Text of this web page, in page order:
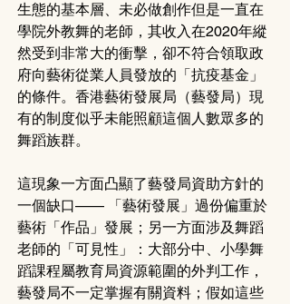
生態的基本層、未必做創作但是一直在
學院外教舞的老師，其收入在2020年縱
然受到非常大的衝擊，卻不符合領取政
府向藝術從業人員發放的「抗疫基金」
的條件。香港藝術發展局（藝發局）現
有的制度似乎未能照顧這個人數眾多的
舞蹈族群。
這現象一方面凸顯了藝發局資助方針的
一個缺口—— 「藝術發展」過份偏重於
藝術「作品」發展；另一方面涉及舞蹈
老師的「可見性」：大部分中、小學舞
蹈課程屬教育局資源範圍的外判工作，
藝發局不一定掌握有關資料；假如這些